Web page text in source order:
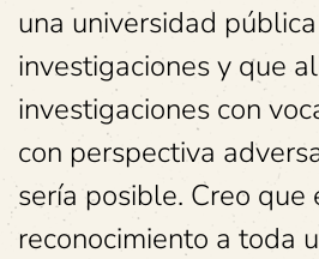
una universidad
investigaciones y que
investigaciones con
con perspectiva
sería posible. Creo que
reconocimiento a toda